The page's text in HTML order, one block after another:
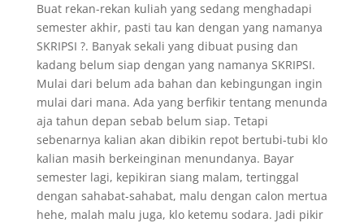
Buat rekan-rekan kuliah yang sedang menghadapi
semester akhir, pasti tau kan dengan yang namanya
SKRIPSI ?. Banyak sekali yang dibuat pusing dan
kadang belum siap dengan yang namanya SKRIPSI.
Mulai dari belum ada bahan dan kebingungan ingin
mulai dari mana. Ada yang berfikir tentang menunda
aja tahun depan sebab belum siap. Tetapi
sebenarnya kalian akan dibikin repot bertubi-tubi klo
kalian masih berkeinginan menundanya. Bayar
semester lagi, kepikiran siang malam, tertinggal
dengan sahabat-sahabat, malu dengan calon mertua
hehe, malah malu juga, klo ketemu sodara. Jadi pikir